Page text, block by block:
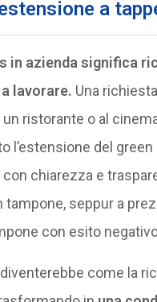
a
in azienda significa
lavorare. Una
ristorante o al
l’estensione del
chiarezza e
seppur a
con esito
come la